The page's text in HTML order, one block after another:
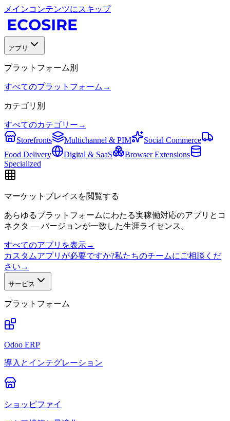
メインコンテンツにスキップ
アプリ
プラットフォーム別
すべてのプラットフォーム →
カテゴリ別
すべてのカテゴリー →
Storefronts
Multichannel & PIM
Social Commerce
Food Delivery
Digital & SaaS
Browser Extensions
Specialized
マーケットプレイスを閲覧する
あらゆるプラットフォームにわたる実稼働対応のアプリとコ
ネクタ — バージョンが一致した生涯ライセンス。
すべてのアプリを表示→
カスタムアプリが必要ですか?私たちのチームにご相談くだ
さい →
サービス
プラットフォーム
Odoo ERP
導入とインテグレーション
ショッピファイ